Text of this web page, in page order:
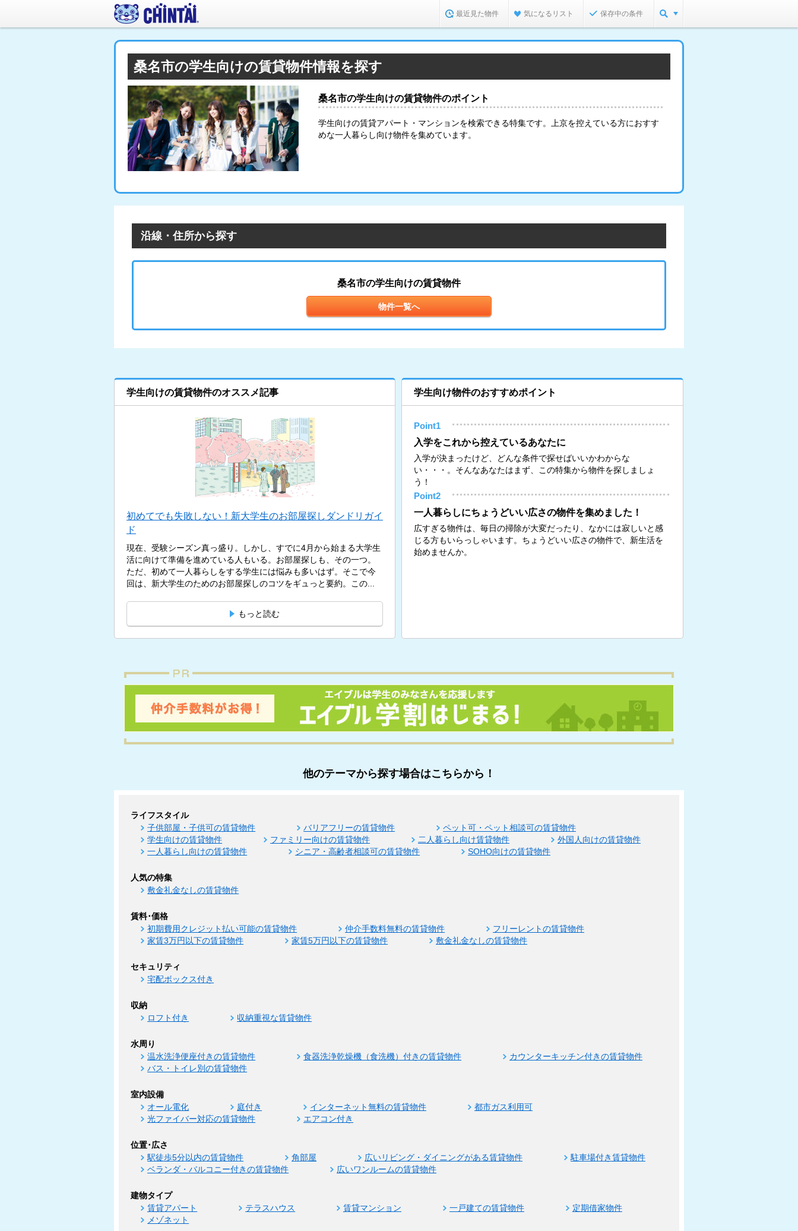
最近見た物件 気になるリスト 保存中の条件
桑名市の学生向けの賃貸物件情報を探す
桑名市の学生向けの賃貸物件のポイント
学生向けの賃貸アパート・マンションを検索できる特集です。上京を控えている方におすす
めな一人暮らし向け物件を集めています。
沿線・住所から探す
桑名市の学生向けの賃貸物件
物件一覧へ
学生向けの賃貸物件のオススメ記事
初めてでも失敗しない！新大学生のお部屋探しダンドリガイ
ド
現在、受験シーズン真っ盛り。しかし、すでに4月から始まる大学生
活に向けて準備を進めている人もいる。お部屋探しも、その一つ。
ただ、初めて一人暮らしをする学生には悩みも多いはず。そこで今
回は、新大学生のためのお部屋探しのコツをギュっと要約。この...
もっと読む
学生向け物件のおすすめポイント
Point1
入学をこれから控えているあなたに
入学が決まったけど、どんな条件で探せばいいかわからな
い・・・。そんなあなたはまず、この特集から物件を探しましょ
う！
Point2
一人暮らしにちょうどいい広さの物件を集めました！
広すぎる物件は、毎日の掃除が大変だったり、なかには寂しいと感
じる方もいらっしゃいます。ちょうどいい広さの物件で、新生活を
始めませんか。
他のテーマから探す場合はこちらから！
ライフスタイル
子供部屋・子供可の賃貸物件 バリアフリーの賃貸物件
ペット可・ペット相談可の賃貸物件
学生向けの賃貸物件
ファミリー向けの賃貸物件 二人暮らし向け賃貸物件
外国人向けの賃貸物件
一人暮らし向けの賃貸物件
シニア・高齢者相談可の賃貸物件 SOHO向けの賃貸物件
人気の特集
敷金礼金なしの賃貸物件
賃料･価格
初期費用クレジット払い可能の賃貸物件 仲介手数料無料の賃貸物件
フリーレントの賃貸物件
家賃3万円以下の賃貸物件
家賃5万円以下の賃貸物件 敷金礼金なしの賃貸物件
セキュリティ
宅配ボックス付き
収納
ロフト付き 収納重視な賃貸物件
水周り
温水洗浄便座付きの賃貸物件 食器洗浄乾燥機（食洗機）付きの賃貸物件
カウンターキッチン付きの賃貸物件
バス・トイレ別の賃貸物件
室内設備
オール電化 庭付き インターネット無料の賃貸物件
都市ガス利用可
光ファイバー対応の賃貸物件
エアコン付き
位置･広さ
駅徒歩5分以内の賃貸物件 角部屋 広いリビング・ダイニングがある賃貸物件
駐車場付き賃貸物件
ベランダ・バルコニー付きの賃貸物件
広いワンルームの賃貸物件
建物タイプ
賃貸アパート テラスハウス 賃貸マンション 一戸建ての賃貸物件
定期借家物件
メゾネット